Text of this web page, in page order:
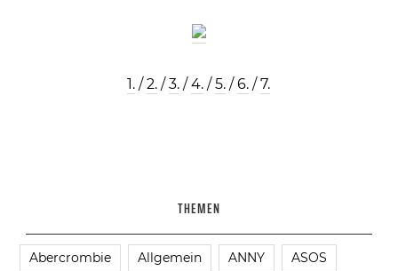
1. /2. /3. /4. /5. /6. /7.
THEMEN
Abercrombie Allgemein ANNY ASOS